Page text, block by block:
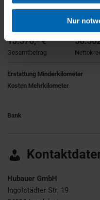
Nur
399,- € 24
Laufzeit
15.576,- €
Gesamtbetrag
Erstattung Minderkilometer
Kosten Mehrkilometer
Bank
Hubauer GmbH
Ingolstädter Str. 19